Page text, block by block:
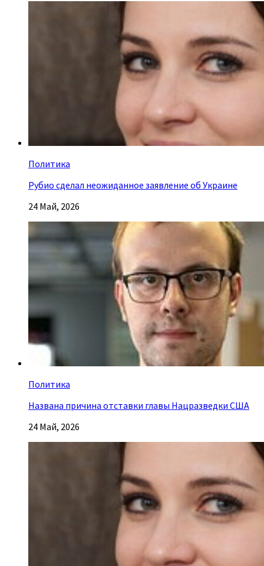
Политика
Рубио сделал неожиданное заявление об Украине
24 Май, 2026
Политика
Названа причина отставки главы Нацразведки США
24 Май, 2026